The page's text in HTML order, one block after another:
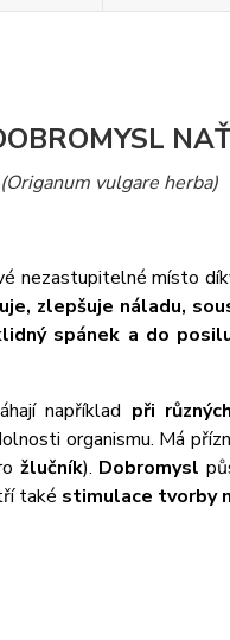
(Origanum vulgare herba)
nezastupitelné místo
zlepšuje náladu,
spánek a do
například při
organismu. Má
žlučník). Dobromysl
také stimulace tvorby